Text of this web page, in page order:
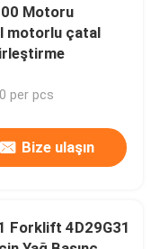
Motoru
motorlu çatal
per pcs
Bize ulaşın
Forklift 4D29G31